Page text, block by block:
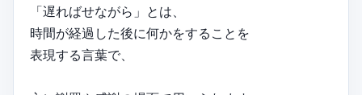
「遅ればせながら」とは、
時間が経過した後に何かをすることを
表現する言葉で、